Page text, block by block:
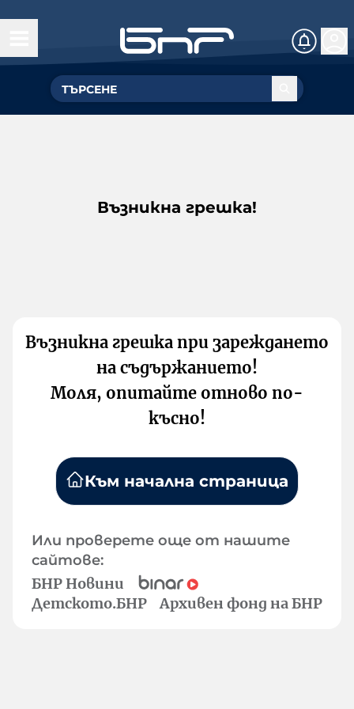
Възникна грешка!
Възникна грешка при зареждането
на съдържанието!
Моля, опитайте отново по-
късно!
Към начална страница
Или проверете още от нашите
сайтове:
БНР Новини
Детското.БНР
Архивен фонд на БНР